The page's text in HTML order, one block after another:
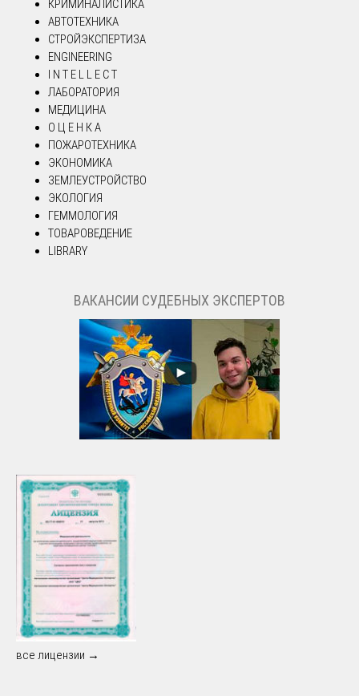
КРИМИНАЛИСТИКА
АВТОТЕХНИКА
СТРОЙЭКСПЕРТИЗА
ENGINEERING
I N T E L L E C T
ЛАБОРАТОРИЯ
МЕДИЦИНА
О Ц Е Н К А
ПОЖАРОТЕХНИКА
ЭКОНОМИКА
ЗЕМЛЕУСТРОЙСТВО
ЭКОЛОГИЯ
ГЕММОЛОГИЯ
ТОВАРОВЕДЕНИЕ
LIBRARY
ВАКАНСИИ СУДЕБНЫХ ЭКСПЕРТОВ
все лицензии →